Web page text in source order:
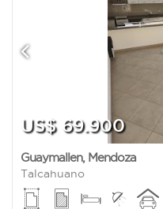
US$ 69.900
Guaymallen, Mendoza
Talcahuano